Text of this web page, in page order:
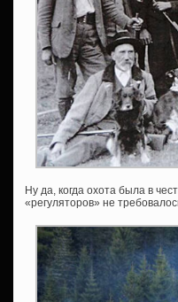
Ну да, когда охота была в
«регуляторов» не